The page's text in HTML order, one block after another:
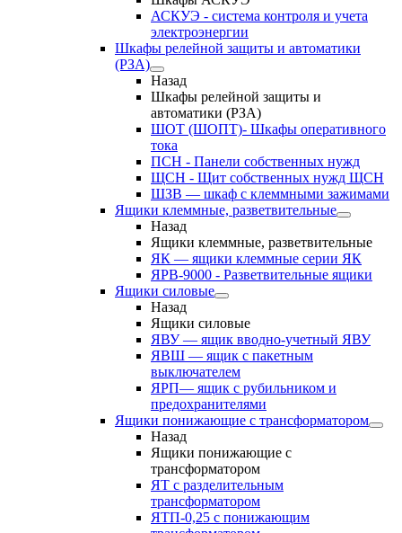
АСКУЭ - система контроля и учета
электроэнергии
Шкафы релейной защиты и автоматики
(РЗА)
Назад
Шкафы релейной защиты и
автоматики (РЗА)
ШОТ (ШОПТ)- Шкафы оперативного
тока
ПСН - Панели собственных нужд
ЩСН - Щит собственных нужд ЩСН
ШЗВ — шкаф с клеммными зажимами
Ящики клеммные, разветвительные
Назад
Ящики клеммные, разветвительные
ЯК — ящики клеммные серии ЯК
ЯРВ-9000 - Разветвительные ящики
Ящики силовые
Назад
Ящики силовые
ЯВУ — ящик вводно-учетный ЯВУ
ЯВШ — ящик с пакетным
выключателем
ЯРП— ящик с рубильником и
предохранителями
Ящики понижающие с трансформатором
Назад
Ящики понижающие с
трансформатором
ЯТ с разделительным
трансформатором
ЯТП-0,25 с понижающим